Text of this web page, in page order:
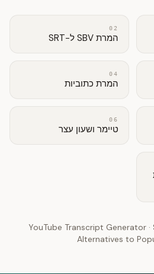
02
המרת SBV ל-SRT
04
המרת כתוביות
06
טיימר ושעון עצר
YouTube Transcript Generator·
Alternatives to